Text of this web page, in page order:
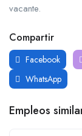
vacante.
Compartir
Facebook
WhatsApp
Empleos